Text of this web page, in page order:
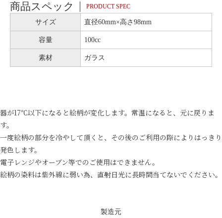
商品スペック PRODUCT SPEC
サイズ 直径60mm×高さ98mm
容量 100cc
素材 ガラス
器が17℃以下になると絵柄が変化します。常温になると、元に戻りま
す。
一度絵柄の部分を冷やして頂くと、その後のご利用の際によりはっきり
発色します。
電子レンジやオーブン等でのご使用はできません。
絵柄の染料は紫外線に弱い為、直射日光に長時間当てないでください。
製造元